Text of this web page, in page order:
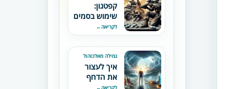
קפטגון:
שימוש בסמים
לצורך לחימה
ושחרור
עכבות
לקריאה←
גמילה מאלכוהול
איך לעצור
את הדחף
לסמים
לקריאה←